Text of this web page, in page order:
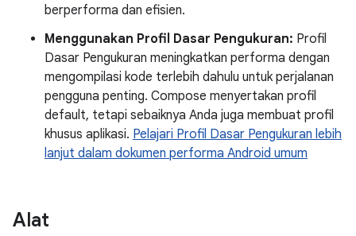
berperforma dan efisien.
Menggunakan Profil Dasar Pengukuran: Profil
Dasar Pengukuran meningkatkan performa dengan
mengompilasi kode terlebih dahulu untuk perjalanan
pengguna penting. Compose menyertakan profil
default, tetapi sebaiknya Anda juga membuat profil
khusus aplikasi. Pelajari Profil Dasar Pengukuran lebih
lanjut dalam dokumen performa Android umum
Alat